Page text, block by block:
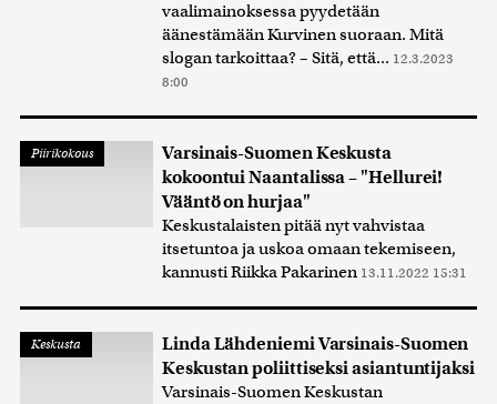
vaalimainoksessa pyydetään
äänestämään Kurvinen suoraan. Mitä
slogan tarkoittaa? – Sitä, että... 12.3.2023
8:00
Piirikokous
Varsinais-Suomen Keskusta
kokoontui Naantalissa – "Hellurei!
Vääntö on hurjaa"
Keskustalaisten pitää nyt vahvistaa
itsetuntoa ja uskoa omaan tekemiseen,
kannusti Riikka Pakarinen 13.11.2022 15:31
Keskusta
Linda Lähdeniemi Varsinais-Suomen
Keskustan poliittiseksi asiantuntijaksi
Varsinais-Suomen Keskustan